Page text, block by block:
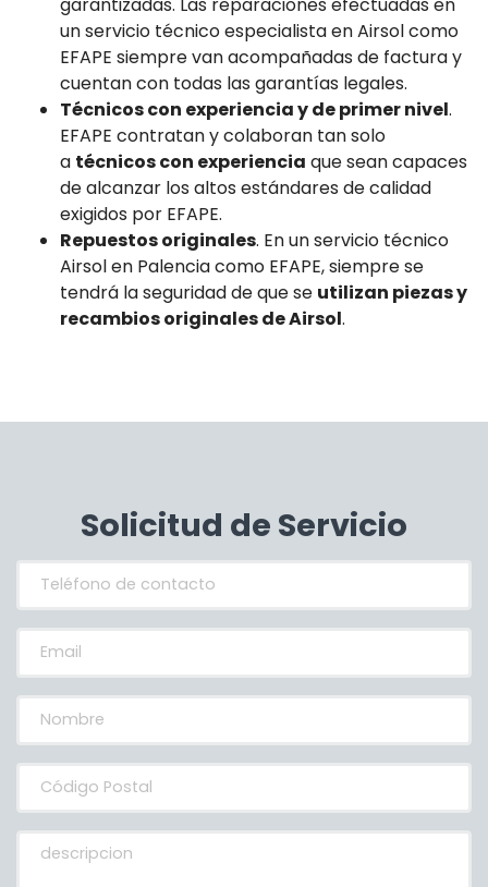
un servicio técnico especialista en Airsol como
EFAPE siempre van acompañadas de factura y
cuentan con todas las garantías legales.
Técnicos con experiencia y de primer nivel.
EFAPE contratan y colaboran tan solo
a técnicos con experiencia que sean capaces
de alcanzar los altos estándares de calidad
exigidos por EFAPE.
Repuestos originales. En un servicio técnico
Airsol en Palencia como EFAPE, siempre se
tendrá la seguridad de que se utilizan piezas y
recambios originales de Airsol.
Solicitud de Servicio